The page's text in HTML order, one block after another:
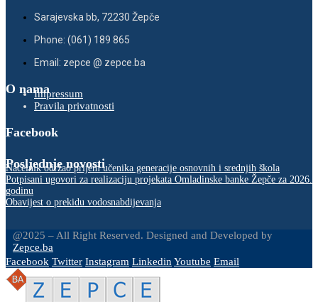
Sarajevska bb, 72230 Žepče
Phone: (061) 189 865
Email: zepce @ zepce.ba
O namaImpressum
Pravila privatnosti
Facebook
Posljednje novosti
Načelnik održao prijem učenika generacije osnovnih i srednjih škola
Potpisani ugovori za realizaciju projekata Omladinske banke Žepče za 2026.
godinu
Obavijest o prekidu vodosnabdijevanja
@2025 – All Right Reserved. Designed and Developed by
Zepce.ba
Facebook Twitter Instagram Linkedin Youtube Email